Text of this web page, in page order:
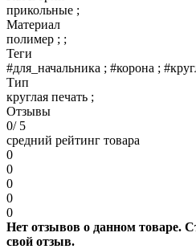
прикольные ;
Материал
полимер ; ;
Теги
#для_начальника ; #корона ;
Тип
круглая печать ;
Отзывы
0/ 5
средний рейтинг товара
0
0
0
0
0
Нет отзывов о данном товаре.
свой отзыв.